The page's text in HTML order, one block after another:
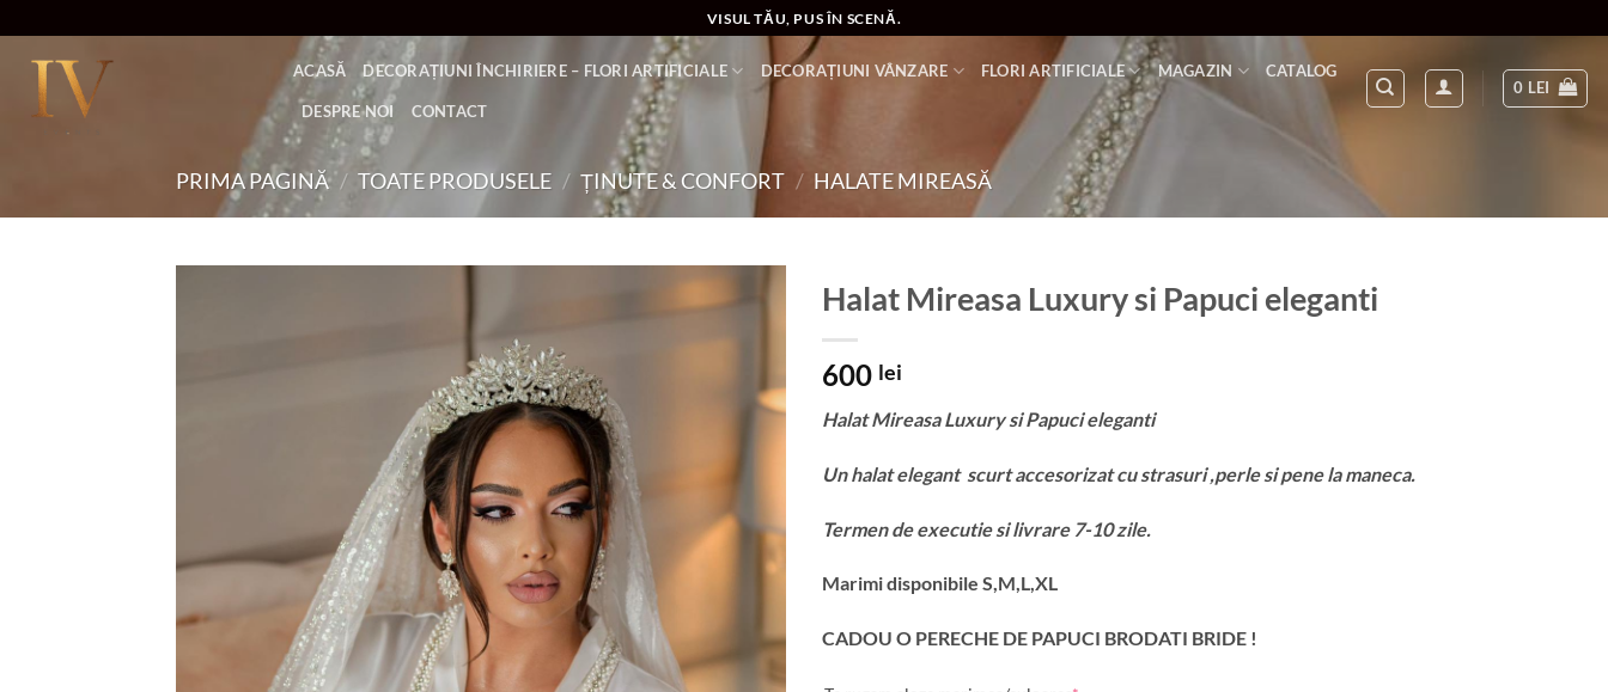
to
content
VISUL TĂU, PUS ÎN SCENĂ.
ACASĂ DECORAȚIUNI ÎNCHIRIERE – FLORI ARTIFICIALE DECORAȚIUNI VÂNZARE FLORI ARTIFICIALE MAGAZIN CATALOG
DESPRE NOI CONTACT
0 LEI
PRIMA PAGINĂ / TOATE PRODUSELE / ȚINUTE & CONFORT / HALATE MIREASĂ
Halat Mireasa Luxury si Papuci eleganti
600 lei
Halat Mireasa Luxury si Papuci eleganti
Un halat elegant scurt accesorizat cu strasuri ,perle si pene la maneca.
Termen de executie si livrare 7-10 zile.
Marimi disponibile S,M,L,XL
CADOU O PERECHE DE PAPUCI BRODATI BRIDE !